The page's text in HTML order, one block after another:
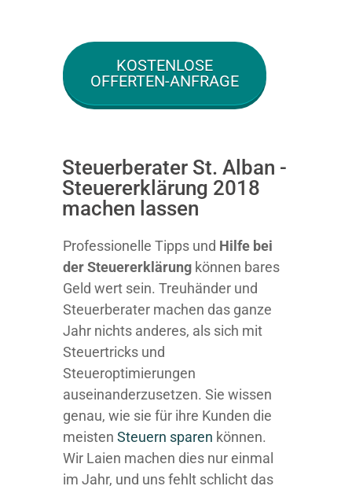
KOSTENLOSE
OFFERTEN-ANFRAGE
Steuerberater St. Alban -
Steuererklärung 2018
machen lassen
Professionelle Tipps und Hilfe bei
der Steuererklärung können bares
Geld wert sein. Treuhänder und
Steuerberater machen das ganze
Jahr nichts anderes, als sich mit
Steuertricks und
Steueroptimierungen
auseinanderzusetzen. Sie wissen
genau, wie sie für ihre Kunden die
meisten Steuern sparen können.
Wir Laien machen dies nur einmal
im Jahr, und uns fehlt schlicht das